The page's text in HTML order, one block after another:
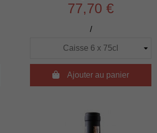
77,70 €
/
Ajouter au panier